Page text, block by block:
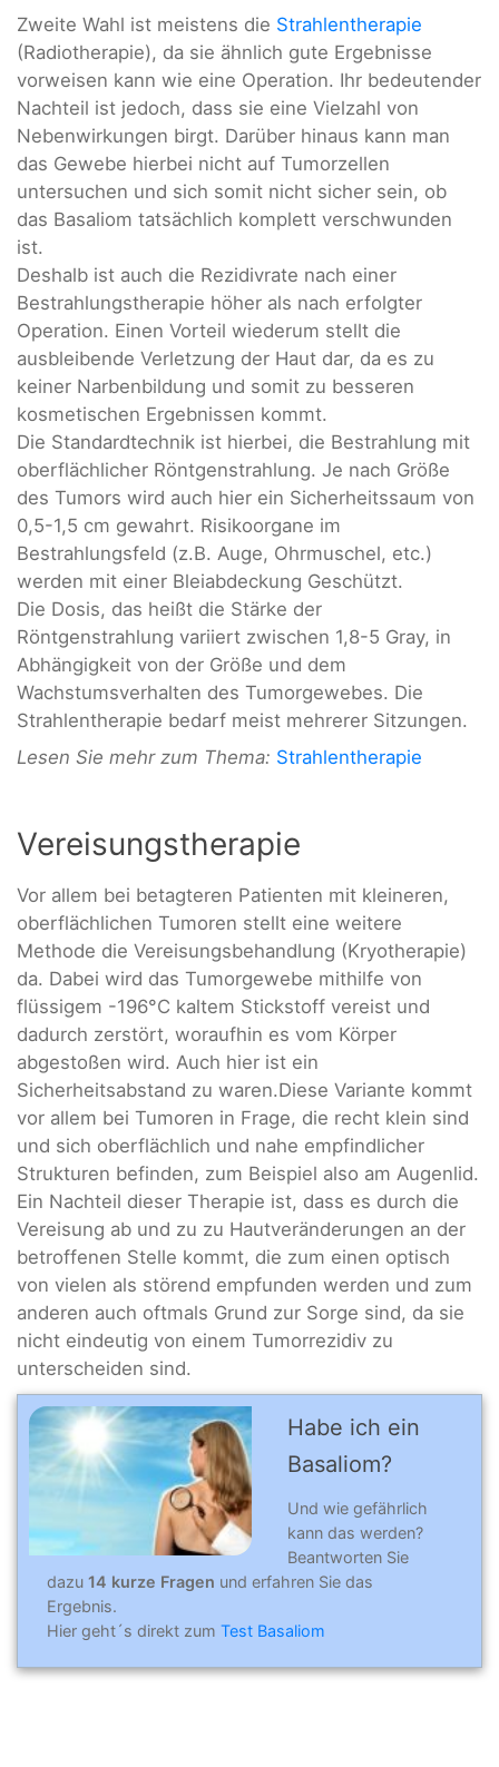
Zweite Wahl ist meistens die Strahlentherapie
(Radiotherapie), da sie ähnlich gute Ergebnisse
vorweisen kann wie eine Operation. Ihr bedeutender
Nachteil ist jedoch, dass sie eine Vielzahl von
Nebenwirkungen birgt. Darüber hinaus kann man
das Gewebe hierbei nicht auf Tumorzellen
untersuchen und sich somit nicht sicher sein, ob
das Basaliom tatsächlich komplett verschwunden
ist.
Deshalb ist auch die Rezidivrate nach einer
Bestrahlungstherapie höher als nach erfolgter
Operation. Einen Vorteil wiederum stellt die
ausbleibende Verletzung der Haut dar, da es zu
keiner Narbenbildung und somit zu besseren
kosmetischen Ergebnissen kommt.
Die Standardtechnik ist hierbei, die Bestrahlung mit
oberflächlicher Röntgenstrahlung. Je nach Größe
des Tumors wird auch hier ein Sicherheitssaum von
0,5-1,5 cm gewahrt. Risikoorgane im
Bestrahlungsfeld (z.B. Auge, Ohrmuschel, etc.)
werden mit einer Bleiabdeckung Geschützt.
Die Dosis, das heißt die Stärke der
Röntgenstrahlung variiert zwischen 1,8-5 Gray, in
Abhängigkeit von der Größe und dem
Wachstumsverhalten des Tumorgewebes. Die
Strahlentherapie bedarf meist mehrerer Sitzungen.
Lesen Sie mehr zum Thema: Strahlentherapie
Vereisungstherapie
Vor allem bei betagteren Patienten mit kleineren,
oberflächlichen Tumoren stellt eine weitere
Methode die Vereisungsbehandlung (Kryotherapie)
da. Dabei wird das Tumorgewebe mithilfe von
flüssigem -196°C kaltem Stickstoff vereist und
dadurch zerstört, woraufhin es vom Körper
abgestoßen wird. Auch hier ist ein
Sicherheitsabstand zu waren.Diese Variante kommt
vor allem bei Tumoren in Frage, die recht klein sind
und sich oberflächlich und nahe empfindlicher
Strukturen befinden, zum Beispiel also am Augenlid.
Ein Nachteil dieser Therapie ist, dass es durch die
Vereisung ab und zu zu Hautveränderungen an der
betroffenen Stelle kommt, die zum einen optisch
von vielen als störend empfunden werden und zum
anderen auch oftmals Grund zur Sorge sind, da sie
nicht eindeutig von einem Tumorrezidiv zu
unterscheiden sind.
Habe ich ein
Basaliom?
Und wie gefährlich
kann das werden?
Beantworten Sie
dazu 14 kurze Fragen und erfahren Sie das
Ergebnis.
Hier geht´s direkt zum Test Basaliom